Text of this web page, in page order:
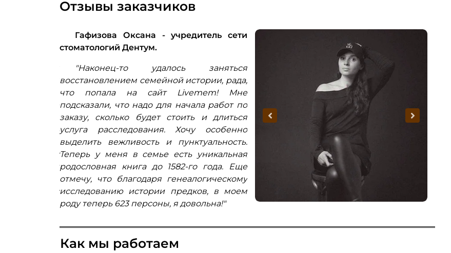
Отзывы заказчиков
Гафизова Оксана - учредитель сети
стоматологий Дентум.
"Наконец-то удалось заняться
восстановлением семейной истории, рада,
что попала на сайт Livemem! Мне
подсказали, что надо для начала работ по
заказу, сколько будет стоить и длиться
услуга расследования. Хочу особенно
выделить вежливость и пунктуальность.
Теперь у меня в семье есть уникальная
родословная книга до 1582-го года. Еще
отмечу, что благодаря генеалогическому
исследованию истории предков, в моем
роду теперь 623 персоны, я довольна!"
Виктор Радищев - руководитель
строительной компании.
"Генеалогией я увлекся года 3 назад, но,
то времени не было, то загрузка по работе
мешала заказать услуги поиска. В
семейном архиве смог собрать сведения о
34 родственниках сам. И как же я удивился,
когда после проведенного исследования
рода специалистами Livemem у меня в
древе появилось 460 предков (по трем
фамильным линиям). Вот честно, не
ожидал, молодцы! Супруга меня теперь
называет хранителем родословной,
приятно, однако!"
Как мы работаем